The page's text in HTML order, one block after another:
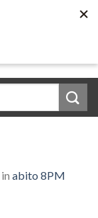
in abito 8PM